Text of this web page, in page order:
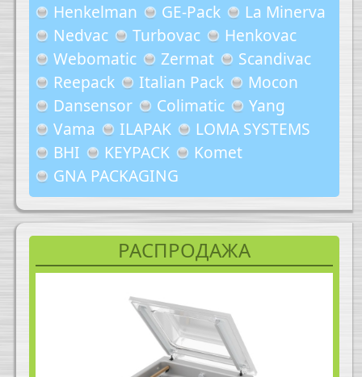
Henkelman GE-Pack
La Minerva
Nedvac
Turbovac
Henkovac
Webomatic
Zermat
Scandivac
Reepack
Italian Pack
Mocon
Dansensor
Colimatic
Yang
Vama
ILAPAK
LOMA SYSTEMS
BHI
KEYPACK
Komet
GNA PACKAGING
РАСПРОДАЖА